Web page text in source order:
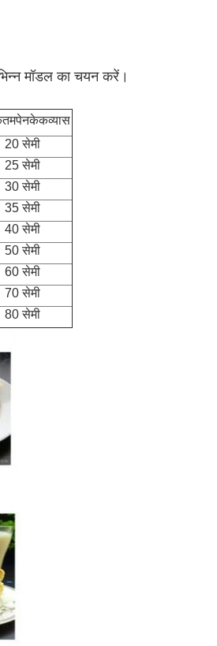
मॉडल का चयन करें।
पेनकेकव्यास
20 सेमी
25 सेमी
30 सेमी
35 सेमी
40 सेमी
50 सेमी
60 सेमी
70 सेमी
80 सेमी